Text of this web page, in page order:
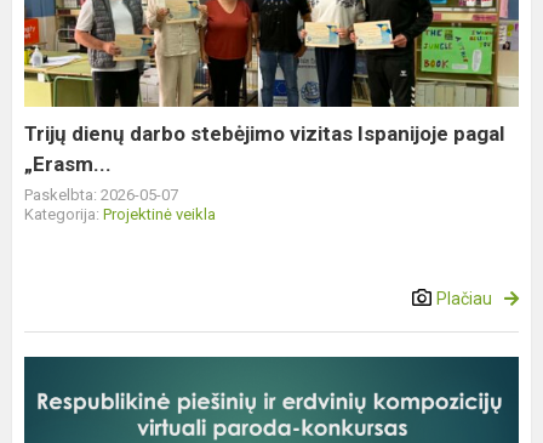
stebėjimo
vizitas
Ispanijoje
pagal
„Erasm...
Trijų dienų darbo stebėjimo vizitas Ispanijoje pagal
„Erasm...
Paskelbta: 2026-05-07
Kategorija: Projektinė veikla
Plačiau
konkurso